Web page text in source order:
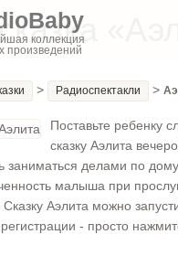
коллекция
произведений
> Радиоспектакли >
Поставьте ребенку
сказку Аэлита
заниматься делами по
малыша при
Аэлита можно
- просто